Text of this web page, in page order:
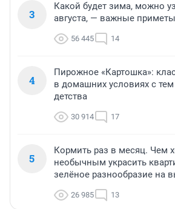
3
Какой будет зима, можно
августа, — важные приметы
56 445 14
4
Пирожное «Картошка»:
в домашних условиях с
детства
30 914 17
5
Кормить раз в месяц. Чем
необычным украсить
зелёное разнообразие на
26 985 13